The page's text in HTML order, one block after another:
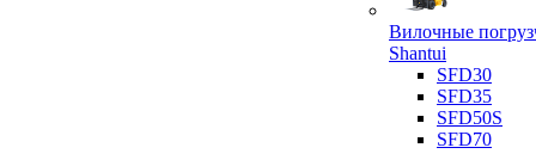
Вилочные
Shantui
SFD30
SFD35
SFD50S
SFD70